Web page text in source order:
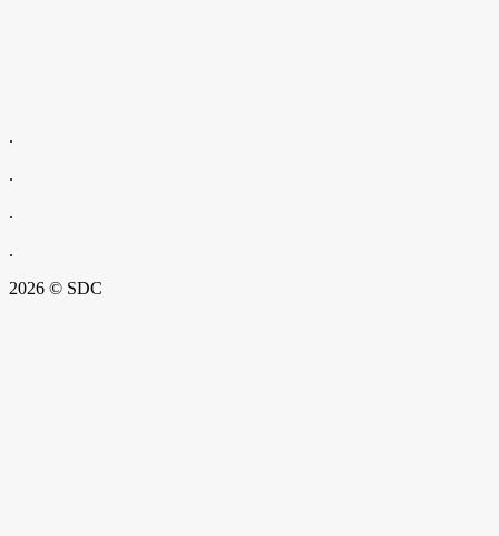
.
.
.
.
2026 © SDC